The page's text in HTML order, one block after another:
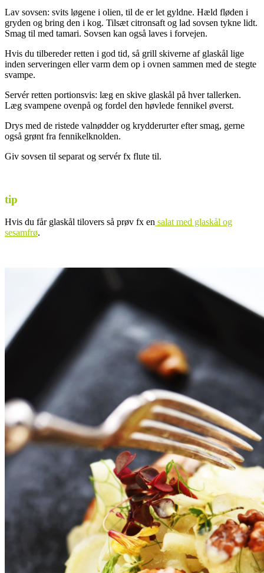
Lav sovsen: svits løgene i olien, til de er let gyldne. Hæld fløden i
gryden og bring den i kog. Tilsæt citronsaft og lad sovsen tykne lidt.
Smag til med tamari. Sovsen kan også laves i forvejen.
Hvis du tilbereder retten i god tid, så grill skiverne af glaskål lige
inden serveringen eller varm dem op i ovnen sammen med de stegte
svampe.
Servér retten portionsvis: læg en skive glaskål på hver tallerken.
Læg svampene ovenpå og fordel den høvlede fennikel øverst.
Drys med de ristede valnødder og krydderurter efter smag, gerne
også grønt fra fennikelknolden.
Giv sovsen til separat og servér fx flute til.
tip
Hvis du får glaskål tilovers så prøv fx en salat med glaskål og
sesamfrø.